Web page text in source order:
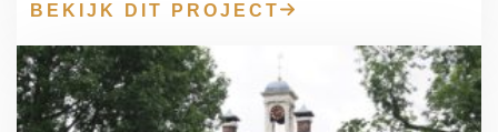
BEKIJK DIT PROJECT